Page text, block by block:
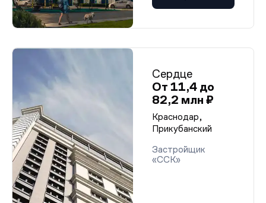
Сердце
От 11,4 до
82,2 млн ₽
Краснодар,
Прикубанский
Застройщик
«ССК»